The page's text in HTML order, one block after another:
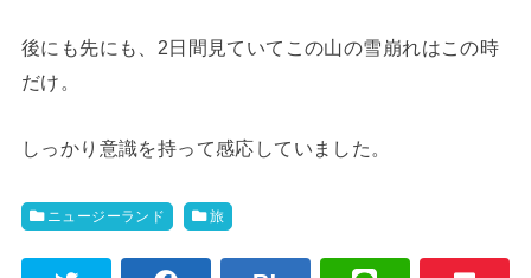
後にも先にも、2日間見ていてこの山の雪崩れはこの時
だけ。
しっかり意識を持って感応していました。
ニュージーランド 旅